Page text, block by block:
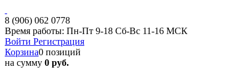
8 (906) 062 0778
Время работы: Пн-Пт 9-18 Сб-Вс 11-16 МСК
Войти Регистрация
Корзина0 позиций
на сумму 0 руб.